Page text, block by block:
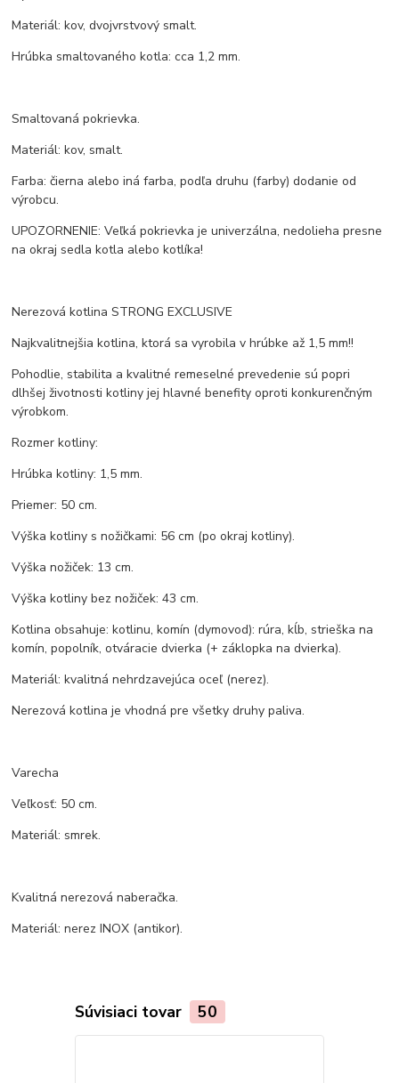
Materiál: kov, dvojvrstvový smalt.
Hrúbka smaltovaného kotla: cca 1,2 mm.
Smaltovaná pokrievka.
Materiál: kov, smalt.
Farba: čierna alebo iná farba, podľa druhu (farby) dodanie od
výrobcu.
UPOZORNENIE: Veľká pokrievka je univerzálna, nedolieha presne
na okraj sedla kotla alebo kotlíka!
Nerezová kotlina STRONG EXCLUSIVE
Najkvalitnejšia kotlina, ktorá sa vyrobila v hrúbke až 1,5 mm!!
Pohodlie, stabilita a kvalitné remeselné prevedenie sú popri
dlhšej životnosti kotliny jej hlavné benefity oproti konkurenčným
výrobkom.
Rozmer kotliny:
Hrúbka kotliny: 1,5 mm.
Priemer: 50 cm.
Výška kotliny s nožičkami: 56 cm (po okraj kotliny).
Výška nožiček: 13 cm.
Výška kotliny bez nožiček: 43 cm.
Kotlina obsahuje: kotlinu, komín (dymovod): rúra, kĺb, strieška na
komín, popolník, otváracie dvierka (+ záklopka na dvierka).
Materiál: kvalitná nehrdzavejúca oceľ (nerez).
Nerezová kotlina je vhodná pre všetky druhy paliva.
Varecha
Veľkosť: 50 cm.
Materiál: smrek.
Kvalitná nerezová naberačka.
Materiál: nerez INOX (antikor).
Súvisiaci tovar 50